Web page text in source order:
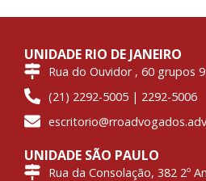
UNIDADE RIO DE JANEIRO
Rua do Ouvidor , 60 grupos
(21) 2292-5005 | 2292-5006
UNIDADE SÃO PAULO
Rua da Consolação, 382 2º